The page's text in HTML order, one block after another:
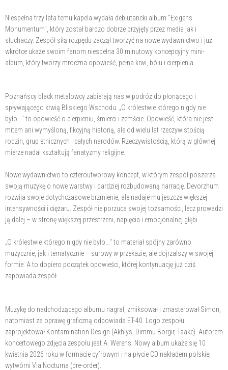
Niespełna trzy lata temu kapela wydała debiutancki album "Exigens
Monumentum", który został bardzo dobrze przyjęty przez media jak i
słuchaczy. Zespół siłą rozpędu zaczął tworzyć na nowe wydawnictwo i już
wkrótce ukaże swoim fanom niespełna 30 minutowy koncepcyjny mini-
album, który tworzy mroczna opowieść, pełna krwi, bólu i cierpienia.
Poznańscy black metalowcy zabierają nas w podróż do płonącego i
spływającego krwią Bliskiego Wschodu. „O królestwie którego nigdy nie
było..." to opowieść o cierpieniu, śmierci i zemście. Opowieść, która nie jest
mitem ani wymyśloną, fikcyjną historią, ale od wielu lat rzeczywistością
rodzin, grup etnicznych i całych narodów. Rzeczywistością, którą w głównej
mierze nadal kształtują fanatyzmy religijne.
Nowe wydawnictwo to czteroutworowy koncept, w którym zespół poszerza
swoją muzykę o nowe warstwy i bardziej rozbudowaną narrację. Devorzhum
rozwija swoje dotychczasowe brzmienie, ale nadaje mu jeszcze większej
intensywności i ciężaru. Zespół nie porzuca swojej tożsamości, lecz prowadzi
ją dalej – w stronę większej przestrzeni, napięcia i emocjonalnej głębi.
„O królestwie którego nigdy nie było..." to materiał spójny zarówno
muzycznie, jak i tematycznie – surowy w przekazie, ale dojrzalszy w swojej
formie. A to dopiero początek opowieści, której kontynuację już dziś
zapowiada zespół.
Muzykę do nadchodzącego albumu nagrał, zmiksował i zmasterował Simon,
natomiast za oprawę graficzną odpowiada ET-40. Logo zespołu
zaprojektował Kontamination Design (Akhlys, Dimmu Borgir, Taake). Autorem
koncertowego zdjęcia zespołu jest A. Werens. Nowy album ukaże się 10
kwietnia 2026 roku w formacie cyfrowym i na płycie CD nakładem polskiej
wytwórni Via Nocturna (pre-order).